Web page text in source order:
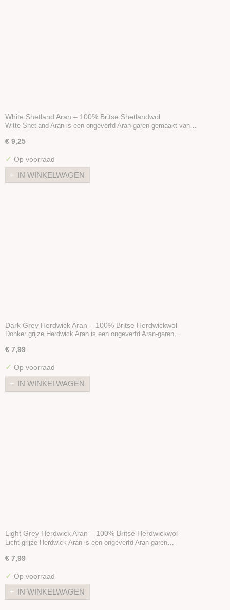
White Shetland Aran – 100% Britse Shetlandwol
Witte Shetland Aran is een ongeverfd Aran-garen gemaakt van…
€ 9,25
✓ Op voorraad
IN WINKELWAGEN
Dark Grey Herdwick Aran – 100% Britse Herdwickwol
Donker grijze Herdwick Aran is een ongeverfd Aran-garen…
€ 7,99
✓ Op voorraad
IN WINKELWAGEN
Light Grey Herdwick Aran – 100% Britse Herdwickwol
Licht grijze Herdwick Aran is een ongeverfd Aran-garen…
€ 7,99
✓ Op voorraad
IN WINKELWAGEN